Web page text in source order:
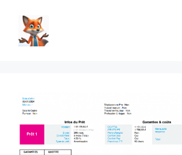
contenu